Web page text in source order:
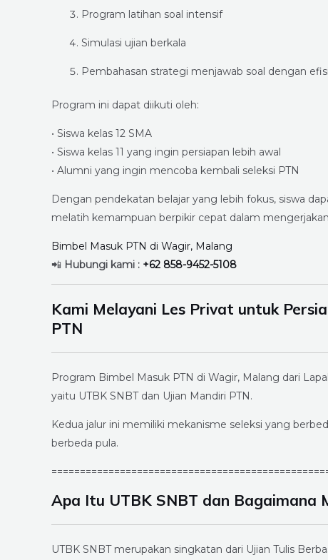
Program latihan soal intensif
Simulasi ujian berkala
Pembahasan strategi menjawab soal dengan
Program ini dapat diikuti oleh:
• Siswa kelas 12 SMA
• Siswa kelas 11 yang ingin persiapan lebih awal
• Alumni yang ingin mencoba kembali seleksi PTN
Dengan pendekatan belajar yang lebih fokus, siswa
melatih kemampuan berpikir cepat dalam
Bimbel Masuk PTN di Wagir, Malang
📲 Hubungi kami : +62 858-9452-5108
Kami Melayani Les Privat untuk
PTN
Program Bimbel Masuk PTN di Wagir, Malang dari
yaitu UTBK SNBT dan Ujian Mandiri PTN.
Kedua jalur ini memiliki mekanisme seleksi yang
berbeda pula.
Apa Itu UTBK SNBT dan Bagaimana
UTBK SNBT merupakan singkatan dari Ujian Tulis